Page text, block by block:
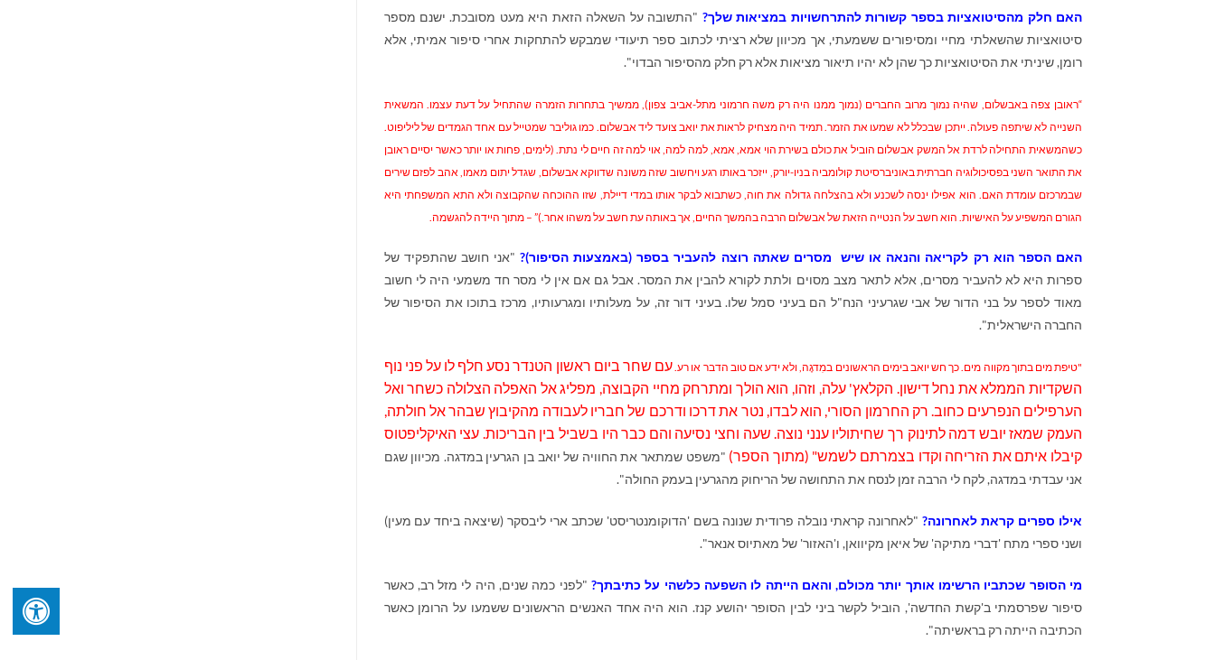
האם חלק מהסיטואציות בספר קשורות להתרחשויות במציאות שלך? "התשובה על השאלה הזאת היא מעט מסובכת. ישנם מספר
סיטואציות שהשאלתי מחיי ומסיפורים ששמעתי, אך מכיוון שלא רציתי לכתוב ספר תיעודי שמבקש להתחקות אחרי סיפור אמיתי, אלא
רומן, שיניתי את הסיטואציות כך שהן לא יהיו תיאור מציאות אלא רק חלק מהסיפור הבדוי".
“ראובן צפה באבשלום, שהיה נמוך מרוב החברים (נמוך ממנו היה רק משה חרמוני מתל-אביב צפון), ממשיך בתחרות הזמרה שהתחיל על דעת עצמו. המשאית
השנייה לא שיתפה פעולה. ייתכן שבכלל לא שמעו את הזמר. תמיד היה מצחיק לראות את יואב צועד ליד אבשלום. כמו גוליבר שמטייל עם אחד הגמדים של ליליפוט.
כשהמשאית התחילה לרדת אל המשק אבשלום הוביל את כולם בשירת הוי אמא, אמא, למה למה, אוי למה זה חיים לי נתת. (לימים, פחות או יותר כאשר יסיים ראובן
את התואר השני בפסיכולוגיה חברתית באוניברסיטת קולומביה בניו-יורק, ייזכר באותו רגע ויחשוב שזה משונה שדווקא אבשלום, שגדל יתום מאמו, אהב לפזם שירים
שבמרכזם עומדת האם. הוא אפילו ינסה לשכנע ולא בהצלחה גדולה את חוה, כשתבוא לבקר אותו במדי דיילת, שזו ההוכחה שהקבוצה ולא התא המשפחתי היא
הגורם המשפיע על האישיות. הוא חשב על הנטייה הזאת של אבשלום הרבה בהמשך החיים, אך באותה עת חשב על משהו אחר.)” – מתוך היידה להגשמה.
האם הספר הוא רק לקריאה והנאה או שיש מסרים שאתה רוצה להעביר בספר (באמצעות הסיפור)?"אני חושב שהתפקיד של
ספרות היא לא להעביר מסרים, אלא לתאר מצב מסוים ולתת לקורא להבין את המסר. אבל גם אם אין לי מסר חד משמעי היה לי חשוב
מאוד לספר על בני הדור של אבי שגרעיני הנח"ל הם בעיני סמל שלו. בעיני דור זה, על מעלותיו ומגרעותיו, מרכז בתוכו את הסיפור של
החברה הישראלית".
"טיפת מים בתוך מקווה מים. כך חש יואב בימים הראשונים במִדגֶה, ולא ידע אם טוב הדבר או רע.עם שחר ביום ראשון הטנדר נסע חלף לו על פני נוף
השקדיות הממלא את נחל דישון. הקלאץ' עלה, וזהו, הוא הולך ומתרחק מחיי הקבוצה, מפליג אל האפלה הצלולה כשחר ואל
הערפילים הנפרעים כחוב. רק החרמון הסורי, הוא לבדו, נטר את דרכו ודרכם של חבריו לעבודה מהקיבוץ שבהר אל חולתה,
העמק שמאז יובש דמה לתינוק רך שחיתוליו ענני נוצה. שעה וחצי נסיעה והם כבר היו בשביל בין הבריכות. עצי האיקליפטוס
קיבלו איתם את הזריחה וקדו בצמרתם לשמש" (מתוך הספר) "משפט שמתאר את החוויה של יואב בן הגרעין במדגה. מכיוון שגם
אני עבדתי במדגה, לקח לי הרבה זמן לנסח את התחושה של הריחוק מהגרעין בעמק החולה".
אילו ספרים קראת לאחרונה?"לאחרונה קראתי נובלה פרודית שנונה בשם 'הדוקומנטריסט' שכתב ארי ליבסקר (שיצאה ביחד עם מעין)
ושני ספרי מתח 'דברי מתיקה' של איאן מקיוואן, ו'האזור' של מאתיוס אנאר".
מי הסופר שכתביו הרשימו אותך יותר מכולם, והאם הייתה לו השפעה כלשהי על כתיבתך? "לפני כמה שנים, היה לי מזל רב, כאשר
סיפור שפרסמתי ב'קשת החדשה', הוביל לקשר ביני לבין הסופר יהושע קנז. הוא היה אחד האנשים הראשונים ששמעו על הרומן כאשר
הכתיבה הייתה רק בראשיתה".